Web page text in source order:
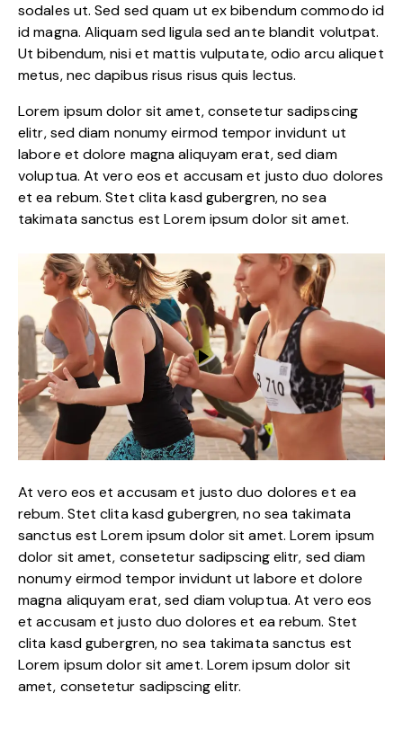
sodales ut. Sed sed quam ut ex bibendum commodo id
id magna. Aliquam sed ligula sed ante blandit volutpat.
Ut bibendum, nisi et mattis vulputate, odio arcu aliquet
metus, nec dapibus risus risus quis lectus.
Lorem ipsum dolor sit amet, consetetur sadipscing
elitr, sed diam nonumy eirmod tempor invidunt ut
labore et dolore magna aliquyam erat, sed diam
voluptua. At vero eos et accusam et justo duo dolores
et ea rebum. Stet clita kasd gubergren, no sea
takimata sanctus est Lorem ipsum dolor sit amet.
At vero eos et accusam et justo duo dolores et ea
rebum. Stet clita kasd gubergren, no sea takimata
sanctus est Lorem ipsum dolor sit amet. Lorem ipsum
dolor sit amet, consetetur sadipscing elitr, sed diam
nonumy eirmod tempor invidunt ut labore et dolore
magna aliquyam erat, sed diam voluptua. At vero eos
et accusam et justo duo dolores et ea rebum. Stet
clita kasd gubergren, no sea takimata sanctus est
Lorem ipsum dolor sit amet. Lorem ipsum dolor sit
amet, consetetur sadipscing elitr.